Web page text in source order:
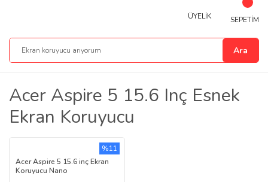
Ara
ÜYELİK SEPETİM
Acer Aspire 5 15.6 Inç Esnek
Ekran Koruyucu
Acer Aspire 5 15.6 inç Ekran
Koruyucu Nano
%11